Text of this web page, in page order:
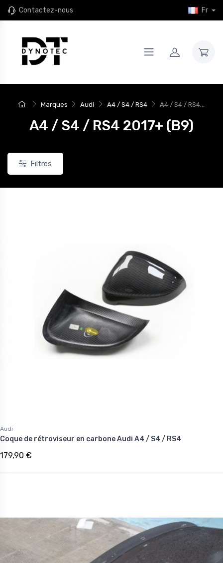
Contactez-nous Fr
Marques Audi A4 / S4 / RS4 A4 / S4 / RS4...
A4 / S4 / RS4 2017+ (B9)
Filtres
Audi
Coque de rétroviseur en carbone Audi A4 / S4 / RS4
179,90 €